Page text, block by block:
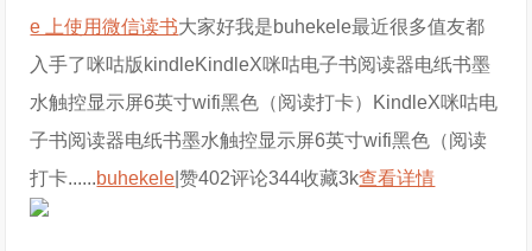
e 上使用微信读书大家好我是buhekele最近很多值友都
入手了咪咕版kindleKindleX咪咕电子书阅读器电纸书墨
水触控显示屏6英寸wifi黑色（阅读打卡）KindleX咪咕电
子书阅读器电纸书墨水触控显示屏6英寸wifi黑色（阅读
打卡......buhekele |赞402评论344收藏3k查看详情